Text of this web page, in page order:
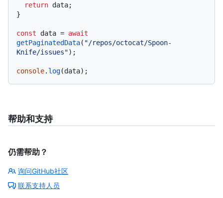
return data;
}
const data = await
getPaginatedData( "/repos/octocat/Spoon-
Knife/issues");
console. log
帮助和支持
仍需帮助？
询问GitHub社区
联系支持人员